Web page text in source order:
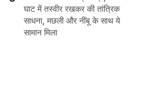
घाट में तस्‍वीर रखकर की तांत्रिक
साधना, मछली और नींबू के साथ ये
सामान मिला